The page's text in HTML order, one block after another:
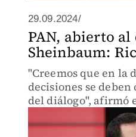
29.09.2024/
PAN, abierto
Sheinbaum:
"Creemos que en la
decisiones se
del diálogo", afirmó